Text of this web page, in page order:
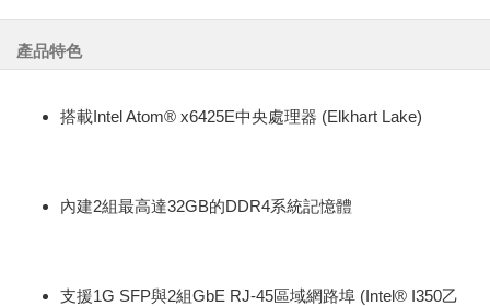
產品特色
搭載Intel Atom® x6425E中央處理器 (Elkhart Lake)
內建2組最高達32GB的DDR4系統記憶體
支援1G SFP與2組GbE RJ-45區域網路埠 (Intel® I350乙